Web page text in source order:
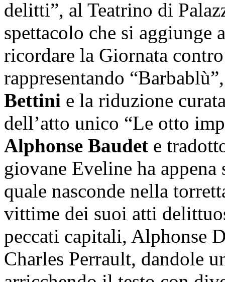
delitti”, al Teatrino di
spettacolo che si aggiunge
ricordare la Giornata
rappresentando
Bettini e la riduzione
dell’atto unico “Le otto
Alphonse Baudet e
giovane Eveline ha
quale nasconde nella
vittime dei suoi atti
peccati capitali, Alphonse
Charles Perrault, dandole